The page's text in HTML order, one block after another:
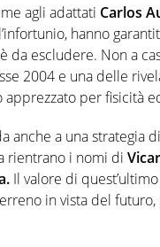
agli adattati Carlos
hanno
da escludere. Non a
2004 e una delle
per fisicità
anche a una
rientrano i nomi di
Il valore di
in vista del